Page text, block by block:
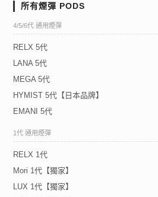
所有煙彈 PODS
4/5/6代 通用煙彈
RELX 5代
LANA 5代
MEGA 5代
HYMIST 5代【日本品牌】
EMANI 5代
1代 通用煙彈
RELX 1代
Mori 1代【獨家】
LUX 1代【獨家】